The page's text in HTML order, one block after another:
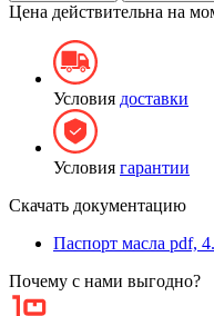
Цена действительна на
Условия доставки
Условия гарантии
Скачать документацию
Паспорт масла pdf,
Почему с нами выгодно?